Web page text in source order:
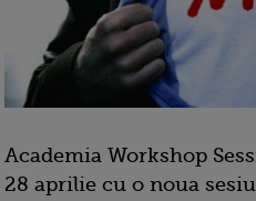
Academia Workshop
28 aprilie cu o noua